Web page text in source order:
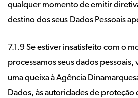
qualquer momento de emitir
destino dos seus Dados Pessoais
7.1.9 Se estiver insatisfeito com o
processamos seus dados
uma queixa à Agência
Dados, às autoridades de proteção